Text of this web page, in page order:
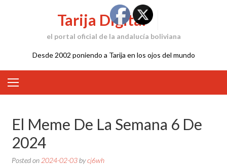
Tarija Digital
el portal oficial de la andalucía boliviana
Desde 2002 poniendo a Tarija en los ojos del mundo
El Meme De La Semana 6 De
2024
Posted on 2024-02-03bycj6wh